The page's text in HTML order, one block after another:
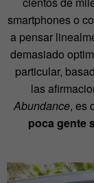
smartphones o
a pensar
demasiado
particular,
las
Abundance, es
poca gente